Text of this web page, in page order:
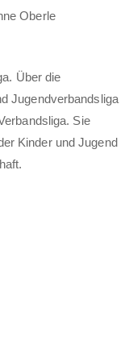
Oberle
Über die
Jugendverbandsliga
Sie
Kinder und Jugend